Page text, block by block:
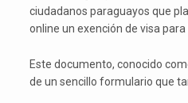
ciudadanos paraguayos que
online un exención de visa para
Este documento, conocido
de un sencillo formulario que